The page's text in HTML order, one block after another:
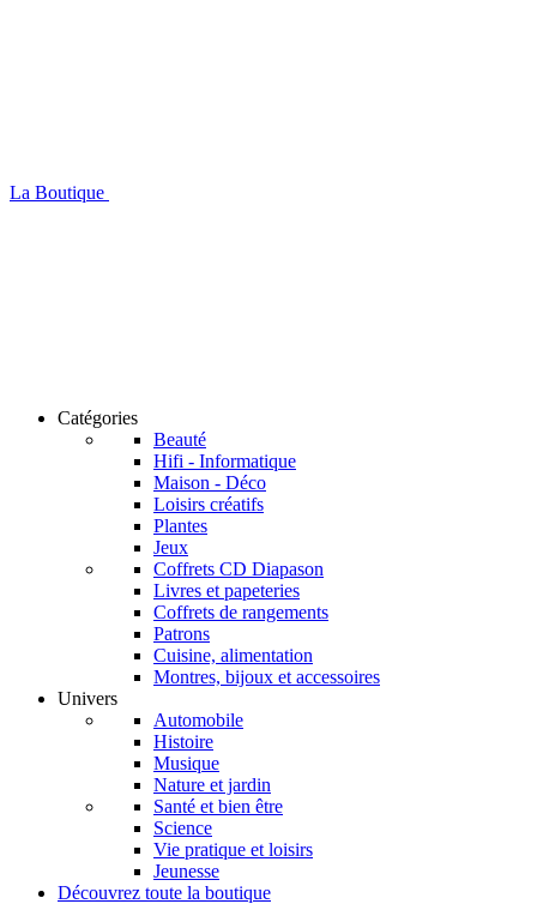
La Boutique
Catégories
Beauté
Hifi - Informatique
Maison - Déco
Loisirs créatifs
Plantes
Jeux
Coffrets CD Diapason
Livres et papeteries
Coffrets de rangements
Patrons
Cuisine, alimentation
Montres, bijoux et accessoires
Univers
Automobile
Histoire
Musique
Nature et jardin
Santé et bien être
Science
Vie pratique et loisirs
Jeunesse
Découvrez toute la boutique